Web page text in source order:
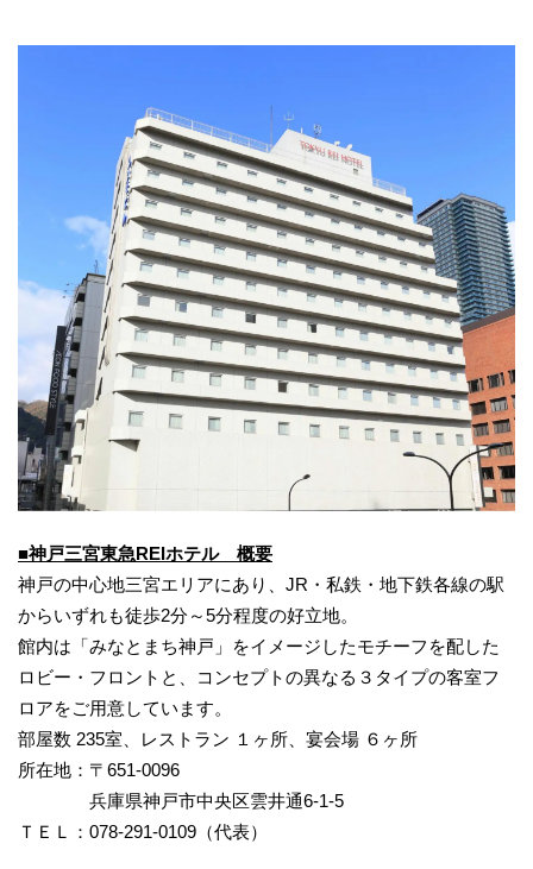
■神戸三宮東急REIホテル 概要
神戸の中心地三宮エリアにあり、JR・私鉄・地下鉄各線の駅
からいずれも徒歩2分～5分程度の好立地。
館内は「みなとまち神戸」をイメージしたモチーフを配した
ロビー・フロントと、コンセプトの異なる３タイプの客室フ
ロアをご用意しています。
部屋数 235室、レストラン １ヶ所、宴会場 ６ヶ所
所在地：〒651-0096
兵庫県神戸市中央区雲井通6-1-5
ＴＥＬ：078-291-0109（代表）